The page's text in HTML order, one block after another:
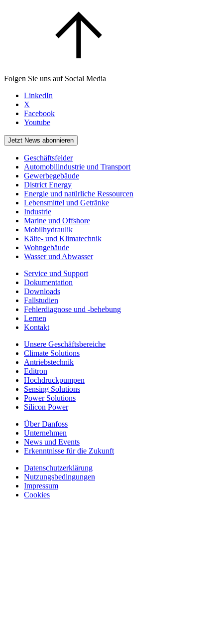
Folgen Sie uns auf Social Media
LinkedIn
X
Facebook
Youtube
Jetzt News abonnieren
Geschäftsfelder
Automobilindustrie und Transport
Gewerbegebäude
District Energy
Energie und natürliche Ressourcen
Lebensmittel und Getränke
Industrie
Marine und Offshore
Mobilhydraulik
Kälte- und Klimatechnik
Wohngebäude
Wasser und Abwasser
Service und Support
Dokumentation
Downloads
Fallstudien
Fehlerdiagnose und -behebung
Lernen
Kontakt
Unsere Geschäftsbereiche
Climate Solutions
Antriebstechnik
Editron
Hochdruckpumpen
Sensing Solutions
Power Solutions
Silicon Power
Über Danfoss
Unternehmen
News und Events
Erkenntnisse für die Zukunft
Datenschutzerklärung
Nutzungsbedingungen
Impressum
Cookies